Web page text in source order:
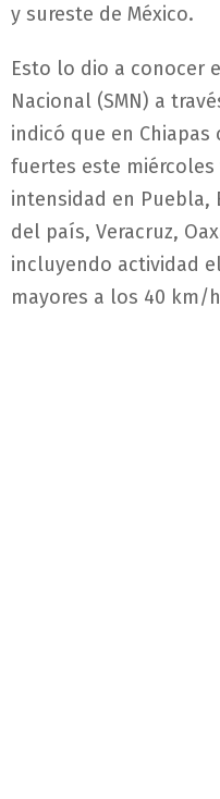
y sureste de México.
Esto lo dio a conocer
Nacional (SMN) a
indicó que en
fuertes este
intensidad en Puebla,
del país, Veracruz,
incluyendo actividad
mayores a los 40 km/